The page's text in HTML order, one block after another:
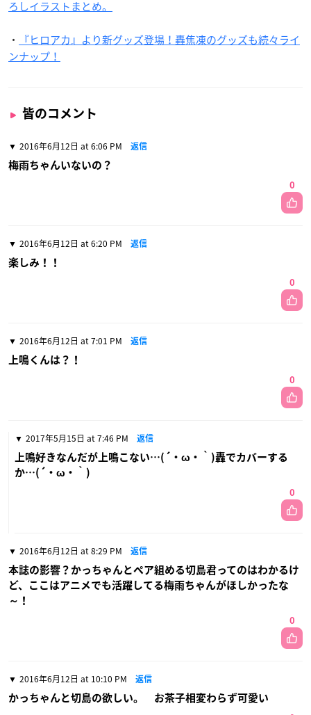
ろしイラストまとめ。
・
『ヒロアカ』より新グッズ登場！轟焦凍のグッズも続々ライ
ンナップ！
皆のコメント
2016年6月12日 at 6:06 PM 返信
梅雨ちゃんいないの？
0
2016年6月12日 at 6:20 PM 返信
楽しみ！！
0
2016年6月12日 at 7:01 PM 返信
上鳴くんは？！
0
2017年5月15日 at 7:46 PM 返信
上鳴好きなんだが上鳴こない…(´・ω・｀)轟でカバーする
か…(´・ω・｀)
0
2016年6月12日 at 8:29 PM 返信
本誌の影響？かっちゃんとペア組める切島君ってのはわかるけ
ど、ここはアニメでも活躍してる梅雨ちゃんがほしかったな
～！
0
2016年6月12日 at 10:10 PM 返信
かっちゃんと切島の欲しい。 お茶子相変わらず可愛い